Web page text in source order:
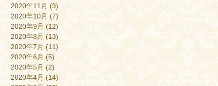
2020年11月 (9)
2020年10月 (7)
2020年9月 (12)
2020年8月 (13)
2020年7月 (11)
2020年6月 (5)
2020年5月 (2)
2020年4月 (14)